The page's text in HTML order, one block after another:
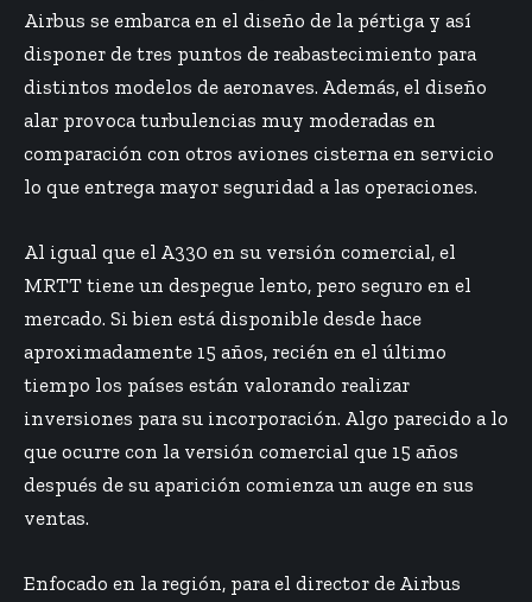
Airbus se embarca en el diseño de la pértiga y así
disponer de tres puntos de reabastecimiento para
distintos modelos de aeronaves. Además, el diseño
alar provoca turbulencias muy moderadas en
comparación con otros aviones cisterna en servicio
lo que entrega mayor seguridad a las operaciones.
Al igual que el A330 en su versión comercial, el
MRTT tiene un despegue lento, pero seguro en el
mercado. Si bien está disponible desde hace
aproximadamente 15 años, recién en el último
tiempo los países están valorando realizar
inversiones para su incorporación. Algo parecido a lo
que ocurre con la versión comercial que 15 años
después de su aparición comienza un auge en sus
ventas.
Enfocado en la región, para el director de Airbus